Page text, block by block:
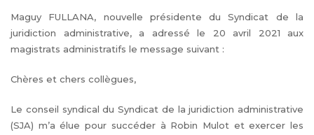
Maguy FULLANA, nouvelle présidente du Syndicat de la
juridiction administrative, a adressé le 20 avril 2021 aux
magistrats administratifs le message suivant :
Chères et chers collègues,
Le conseil syndical du Syndicat de la juridiction administrative
(SJA) m’a élue pour succéder à Robin Mulot et exercer les